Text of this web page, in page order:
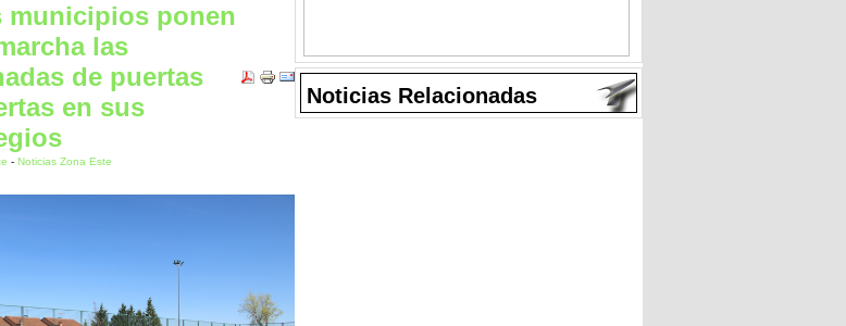
municipios ponen
las
de puertas
en sus
- Noticias Zona Este
Noticias Relacionadas